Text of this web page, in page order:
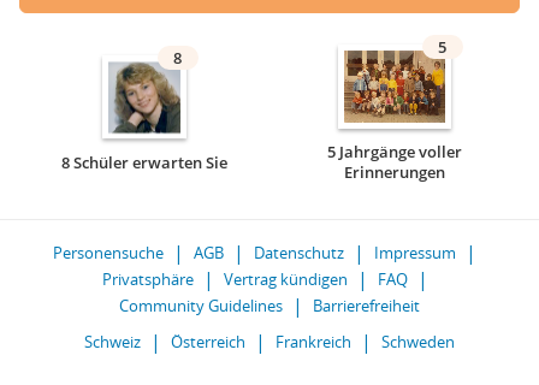
8
8 Schüler erwarten Sie
5
5 Jahrgänge voller
Erinnerungen
Personensuche AGB Datenschutz
Impressum
Privatsphäre
Vertrag kündigen
FAQ
Community Guidelines
Barrierefreiheit
Schweiz
Österreich Frankreich Schweden